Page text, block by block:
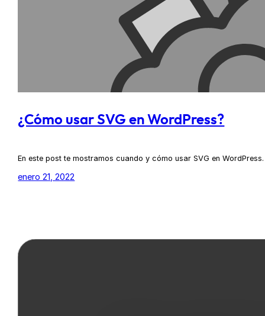
¿Cómo usar SVG en WordPress?
En este post te mostramos cuando y cómo usar SVG en
enero 21, 2022